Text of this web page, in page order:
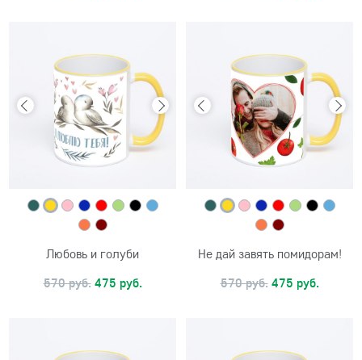
Любовь и голуби
570 руб. 475 руб.
Не дай завять помидорам!
570 руб. 475 руб.